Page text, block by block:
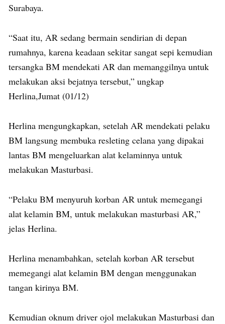
Surabaya.
“Saat itu, AR sedang bermain sendirian di depan
rumahnya, karena keadaan sekitar sangat sepi kemudian
tersangka BM mendekati AR dan memanggilnya untuk
melakukan aksi bejatnya tersebut,” ungkap
Herlina,Jumat (01/12)
Herlina mengungkapkan, setelah AR mendekati pelaku
BM langsung membuka resleting celana yang dipakai
lantas BM mengeluarkan alat kelaminnya untuk
melakukan Masturbasi.
“Pelaku BM menyuruh korban AR untuk memegangi
alat kelamin BM, untuk melakukan masturbasi AR,”
jelas Herlina.
Herlina menambahkan, setelah korban AR tersebut
memegangi alat kelamin BM dengan menggunakan
tangan kirinya BM.
Kemudian oknum driver ojol melakukan Masturbasi dan